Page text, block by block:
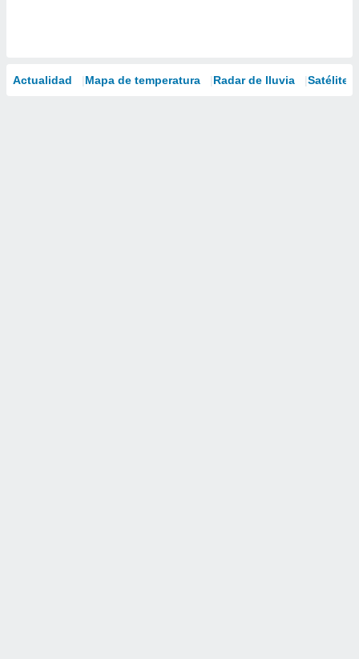
Actualidad Mapa de temperatura Radar de lluvia Satélites